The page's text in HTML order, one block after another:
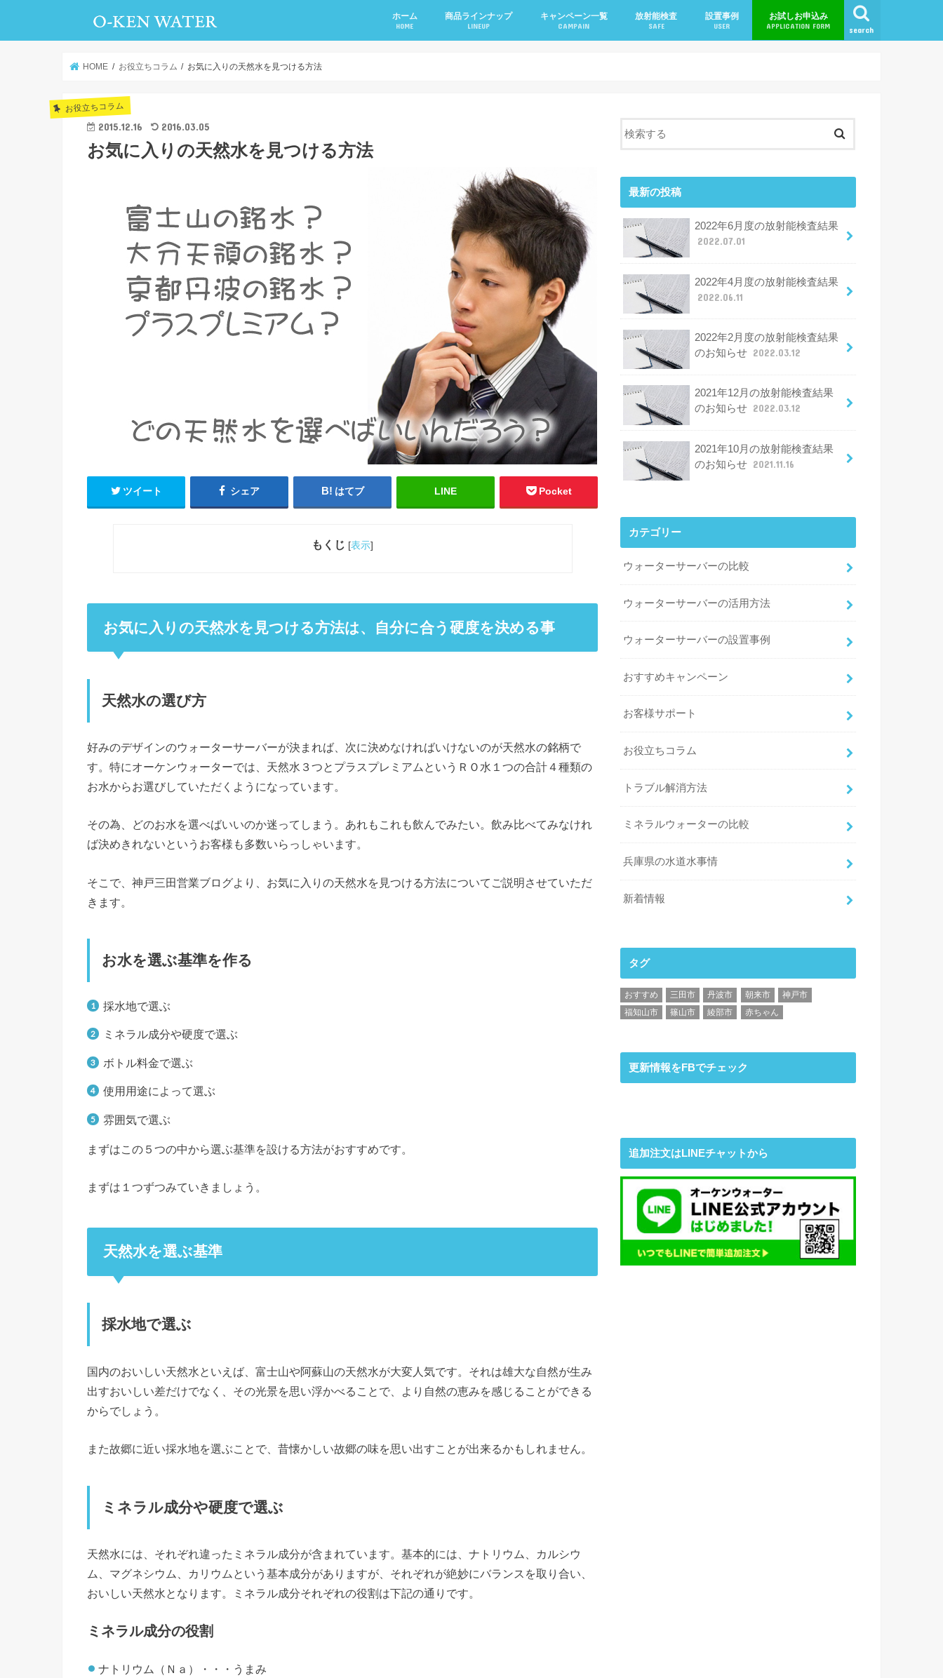
search
ホーム
HOME
商品ラインナップ
LINEUP
キャンペーン一覧
CAMPAIN
放射能検査
SAFE
設置事例
USER
お試しお申込み
APPLICATION FORM
HOME お役立ちコラム お気に入りの天然水を見つける方法
お役立ちコラム
2015.12.16 2016.03.05
お気に入りの天然水を見つける方法
ツイート シェア はてブ LINE Pocket
もくじ [表示]
お気に入りの天然水を見つける方法は、自分に合う硬度を決める事
天然水の選び方
好みのデザインのウォーターサーバーが決まれば、次に決めなければいけないのが天然水の銘柄で
す。特にオーケンウォーターでは、天然水３つとプラスプレミアムというＲＯ水１つの合計４種類の
お水からお選びしていただくようになっています。
その為、どのお水を選べばいいのか迷ってしまう。あれもこれも飲んでみたい。飲み比べてみなけれ
ば決めきれないというお客様も多数いらっしゃいます。
そこで、神戸三田営業ブログより、お気に入りの天然水を見つける方法についてご説明させていただ
きます。
お水を選ぶ基準を作る
採水地で選ぶ
ミネラル成分や硬度で選ぶ
ボトル料金で選ぶ
使用用途によって選ぶ
雰囲気で選ぶ
まずはこの５つの中から選ぶ基準を設ける方法がおすすめです。
まずは１つずつみていきましょう。
天然水を選ぶ基準
採水地で選ぶ
国内のおいしい天然水といえば、富士山や阿蘇山の天然水が大変人気です。それは雄大な自然が生み
出すおいしい差だけでなく、その光景を思い浮かべることで、より自然の恵みを感じることができる
からでしょう。
また故郷に近い採水地を選ぶことで、昔懐かしい故郷の味を思い出すことが出来るかもしれません。
ミネラル成分や硬度で選ぶ
天然水には、それぞれ違ったミネラル成分が含まれています。基本的には、ナトリウム、カルシウ
ム、マグネシウム、カリウムという基本成分がありますが、それぞれが絶妙にバランスを取り合い、
おいしい天然水となります。ミネラル成分それぞれの役割は下記の通りです。
ミネラル成分の役割
ナトリウム（Ｎａ）・・・うまみ
最新の投稿
2022年6月度の放射能検査結果
2022.07.01
2022年4月度の放射能検査結果
2022.06.11
2022年2月度の放射能検査結果
のお知らせ 2022.03.12
2021年12月の放射能検査結果
のお知らせ 2022.03.12
2021年10月の放射能検査結果
のお知らせ 2021.11.16
カテゴリー
ウォーターサーバーの比較
ウォーターサーバーの活用方法
ウォーターサーバーの設置事例
おすすめキャンペーン
お客様サポート
お役立ちコラム
トラブル解消方法
ミネラルウォーターの比較
兵庫県の水道水事情
新着情報
タグ
おすすめ 三田市 丹波市 朝来市
神戸市
福知山市
篠山市 綾部市 赤ちゃん
更新情報をFBでチェック
追加注文はLINEチャットから